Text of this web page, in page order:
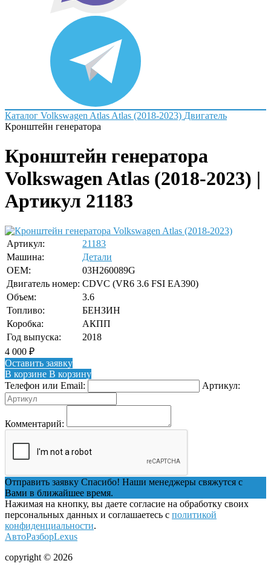
Каталог Volkswagen Atlas Atlas (2018-2023) Двигатель
Кронштейн генератора
Кронштейн генератора
Volkswagen Atlas (2018-2023) |
Артикул 21183
Артикул:
21183
Машина:
Детали
OEM:
03H260089G
Двигатель номер: CDVC (VR6 3.6 FSI EA390)
Объем:
3.6
Топливо:
БЕНЗИН
Коробка:
АКПП
Год выпуска:
2018
4 000 ₽
Оставить заявку
В корзине В корзину
Телефон или Email:
Артикул:
Комментарий:
Отправить заявку Спасибо! Наши менеджеры свяжутся с
Вами в ближайшее время.
Нажимая на кнопку, вы даете согласие на обработку своих
персональных данных и соглашаетесь с политикой
конфиденциальности.
АвтоРазборLexus
copyright © 2026